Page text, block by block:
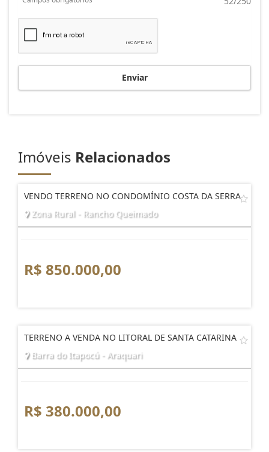
Enviar
Imóveis Relacionados
VENDO TERRENO NO CONDOMÍNIO COSTA DA SERRA
Zona Rural - Rancho Queimado
R$ 850.000,00
TERRENO A VENDA NO LITORAL DE SANTA CATARINA
Barra do Itapocú - Araquari
R$ 380.000,00